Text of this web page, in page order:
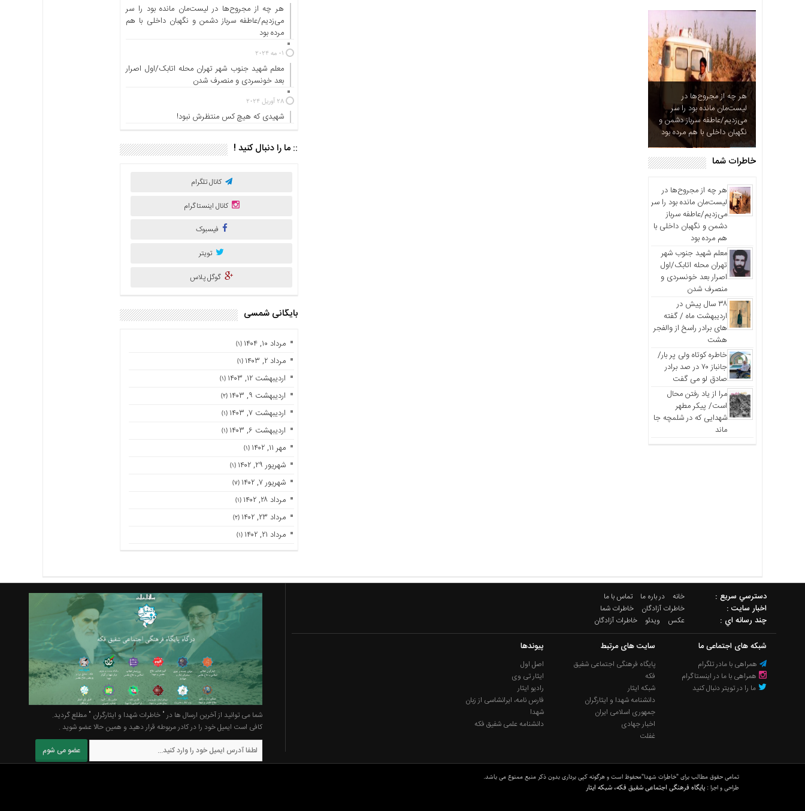
هر چه از مجروح‌ها در
لیست‌مان مانده بود را سر
می‌زدیم/عاطفه سرباز دشمن و
نگهبان داخلی با هم مرده بود
خاطرات شما
هر چه از مجروح‌ها در
لیست‌مان مانده بود را سر
می‌زدیم/عاطفه سرباز
دشمن و نگهبان داخلی با
هم مرده بود
معلم شهید جنوب شهر
تهران محله اتابک/اول
اصرار بعد خونسردی و
منصرف شدن
۳۸ سال پیش در
اردیبهشت ماه / گفته
های برادر راسخ از والفجر
هشت
خاطره کوتاه ولی پر بار/
جانباز ۷۰ در صد برادر
صادق لو می گفت
مرا از یاد رفتن محال
است/ پیکر مطهر
شهدایی که در شلمچه جا
ماند
هر چه از مجروح‌ها در لیست‌مان مانده بود را سر
می‌زدیم/عاطفه سرباز دشمن و نگهبان داخلی با هم
مرده بود
01 مه 2024
معلم شهید جنوب شهر تهران محله اتابک/اول اصرار
بعد خونسردی و منصرف شدن
28 آوریل 2024
شهیدی که هیچ کس منتظرش نبود!
:: ما را دنبال کنید !
کانال تلگرام
کانال اینستاگرام
فیسبوک
تویتر
گوگل پلاس
بایگانی شمسی
مرداد ۱۰, ۱۴۰۴ (۱)
مرداد ۲, ۱۴۰۳ (۱)
اردیبهشت ۱۲, ۱۴۰۳ (۱)
اردیبهشت ۹, ۱۴۰۳ (۲)
اردیبهشت ۷, ۱۴۰۳ (۱)
اردیبهشت ۶, ۱۴۰۳ (۱)
مهر ۱۱, ۱۴۰۲ (۱)
شهریور ۲۹, ۱۴۰۲ (۱)
شهریور ۷, ۱۴۰۲ (۷)
مرداد ۲۸, ۱۴۰۲ (۱)
مرداد ۲۳, ۱۴۰۲ (۲)
مرداد ۲۱, ۱۴۰۲ (۱)
دسترسي سريع : خانه در باره ما تماس با ما
اخبار سایت : خاطرات آزادگان خاطرات شما
چند رسانه اي : عکس ویدئو خاطرات آزادگان
شبکه های اجتماعی ما
همراهی با مادر تلگرام
همراهی با ما در اینستاگرام
ما را در تویتر دنبال کنید
سایت های مرتبط
پایگاه فرهنگی اجتماعی شفیق
فکه
شبکه ایثار
دانشنامه شهدا و ایثارگران
جمهوری اسلامی ایران
اخبار جهادی
غفلت
پیوندها
اصل اول
ایثار تی وی
رادیو ایثار
فارس نامه، ایرانشاسی از زبان
شهدا
دانشنامه علمی شفیق فکه
شما می توانید از آخرین ارسال ها در " خاطرات شهدا و ایثارگران " مطلع گردید.
کافی است ایمیل خود را در کادر مربوطه قرار دهید و همین حالا عضو شوید .
تمامی حقوق مطالب برای "خاطرات شهدا"محفوظ است و هرگونه کپی برداری بدون ذکر منبع ممنوع می باشد.
طراحی و اجرا : پایگاه فرهنگی اجتماعی شفیق فکه، شبکه ایثار